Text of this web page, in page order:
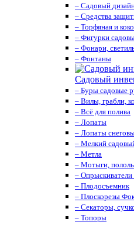
– Садовый
– Средства
– Торфяная и
– Фигурки
– Фонари,
– Фонтаны
Садовый
– Буры садовые
– Вилы, грабли,
– Всё для полива
– Лопаты
– Лопаты
– Мелкий
– Метла
– Мотыги,
– Опрыскиватели
– Плодосъемник
– Плоскорезы
– Секаторы,
– Топоры